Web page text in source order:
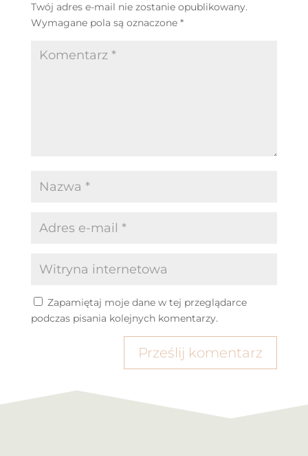
Twój adres e-mail nie zostanie opublikowany.
Wymagane pola są oznaczone *
Zapamiętaj moje dane w tej przeglądarce
podczas pisania kolejnych komentarzy.
Prześlij komentarz